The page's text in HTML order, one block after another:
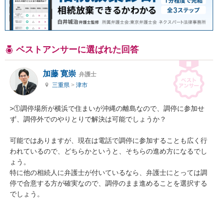
ベストアンサーに選ばれた回答
加藤 寛崇 弁護士
三重県 > 津市
>①調停場所が横浜で住まいが沖縄の離島なので、調停に参加せ
ず、調停外でのやりとりで解決は可能でしょうか？
可能ではありますが、現在は電話で調停に参加することも広く行
われているので、どちらかというと、そちらの進め方になるでし
ょう。
特に他の相続人に弁護士が付いているなら、弁護士にとっては調
停で合意する方が確実なので、調停のまま進めることを選択する
でしょう。